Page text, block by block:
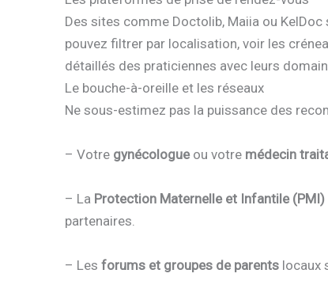
Des sites comme Doctolib, Maiia ou
pouvez filtrer par localisation, voir les
détaillés des praticiennes avec leurs
Le bouche-à-oreille et les réseaux
Ne sous-estimez pas la puissance des
– Votre gynécologueou votre médecin
– La Protection Maternelle et Infantile (PMI)
partenaires.
– Les forums et groupes de parents locaux